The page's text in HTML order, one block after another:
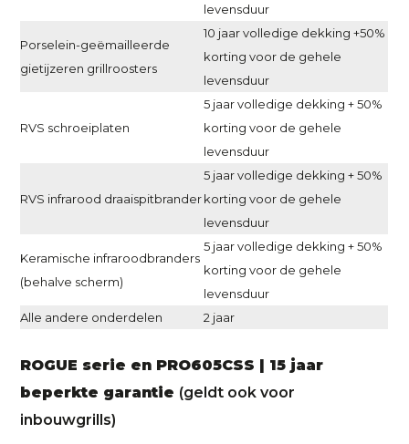
levensduur
Porselein-geëmailleerde
gietijzeren grillroosters
10 jaar volledige dekking +50%
korting voor de gehele
levensduur
RVS schroeiplaten
5 jaar volledige dekking + 50%
korting voor de gehele
levensduur
RVS infrarood draaispitbrander
5 jaar volledige dekking + 50%
korting voor de gehele
levensduur
Keramische infraroodbranders
(behalve scherm)
5 jaar volledige dekking + 50%
korting voor de gehele
levensduur
Alle andere onderdelen
2 jaar
ROGUE serie en PRO605CSS | 15 jaar
beperkte garantie (geldt ook voor
inbouwgrills)